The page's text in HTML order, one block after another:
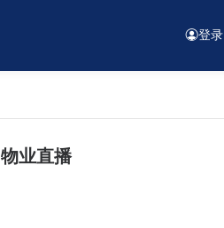
登录
物业直播